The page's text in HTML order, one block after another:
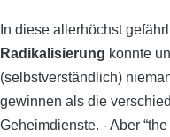
In diese allerhöchst
Radikalisierung konnte
(selbstverständlich)
gewinnen als die
Geheimdienste. - Aber